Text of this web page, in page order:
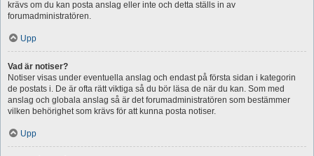
krävs om du kan posta anslag eller inte och detta ställs in av
forumadministratören.
Upp
Vad är notiser?
Notiser visas under eventuella anslag och endast på första sidan i kategorin
de postats i. De är ofta rätt viktiga så du bör läsa de när du kan. Som med
anslag och globala anslag så är det forumadministratören som bestämmer
vilken behörighet som krävs för att kunna posta notiser.
Upp